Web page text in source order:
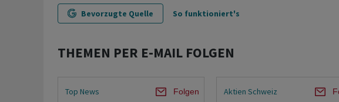
Bevorzugte Quelle So funktioniert's
THEMEN PER E-MAIL FOLGEN
Top News Folgen Aktien Schweiz